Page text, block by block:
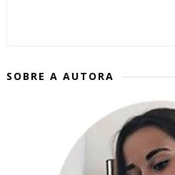
SOBRE A AUTORA